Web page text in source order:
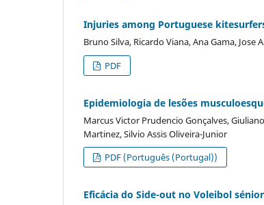
Injuries among Portuguese
Bruno Silva, Ricardo Viana, Ana Gama,
PDF
Epidemiologia de lesões
Marcus Victor Prudencio Gonçalves,
Martinez, Silvio Assis Oliveira-Junior
PDF (Português (Portugal))
Eficácia do Side-out no Voleibol